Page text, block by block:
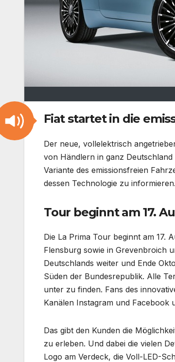
Fiat startet in die
Der neue, vollelektrisch
von Händlern in ganz
Variante des emissionsfreien
dessen Technologie zu informieren.
Tour beginnt am 17.
Die La Prima Tour beginnt am 17.
Flensburg sowie in Grevenbroich
Deutschlands weiter und Ende
Süden der Bundesrepublik. Alle
unter zu finden. Fans des
Kanälen Instagram und Facebook
Das gibt den Kunden die
zu erleben. Und dabei die vielen
Logo am Verdeck, die Voll-LED-